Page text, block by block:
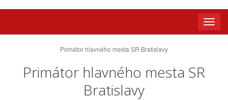
Toggle
Primátor hlavného mesta SR Bratislavy
Primátor hlavného mesta SR
Bratislavy